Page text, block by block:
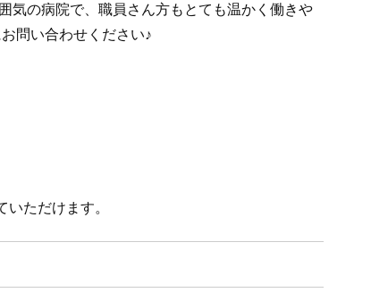
気の病院で、職員さん方もとても温かく働きや
問い合わせください♪
ただけます。